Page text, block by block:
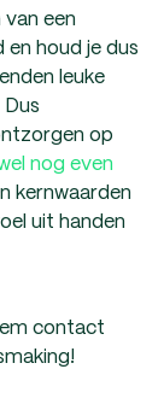
een
houd je dus
leuke
op
nog even
kernwaarden
uit handen
contact